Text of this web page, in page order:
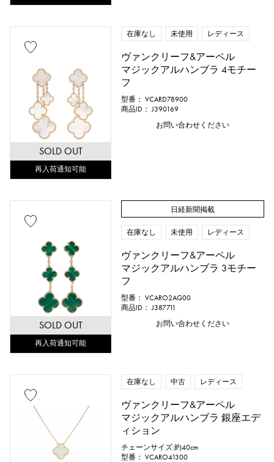
SOLD OUT
再入荷通知可能
在庫なし 未使用 レディース
ヴァンクリーフ&アーペル
マジックアルハンブラ 4モチー
フ
型番： VCARD78900
商品ID： J390169
お問い合わせください
SOLD OUT
再入荷通知可能
日経新聞掲載
在庫なし 未使用 レディース
ヴァンクリーフ&アーペル
マジックアルハンブラ 3モチー
フ
型番： VCARO2AG00
商品ID： J387711
お問い合わせください
在庫なし 中古 レディース
ヴァンクリーフ&アーペル
マジックアルハンブラ 銀座エデ
ィション
チェーンサイズ:約40cm
型番： VCARO41300